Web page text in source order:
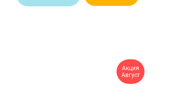
Акция
Август